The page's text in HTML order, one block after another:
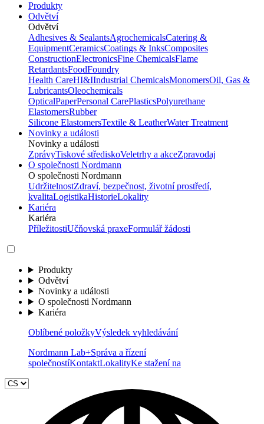
Produkty
Odvětví
Odvětví
Adhesives & SealantsAgrochemicalsCatering &
EquipmentCeramicsCoatings & InksComposites
ConstructionElectronicsFine ChemicalsFlame
RetardantsFoodFoundry
Health CareHI&IIndustrial ChemicalsMonomersOil, Gas &
LubricantsOleochemicals
OpticalPaperPersonal CarePlasticsPolyurethane
ElastomersRubber
Silicone ElastomersTextile & LeatherWater Treatment
Novinky a události
Novinky a události
ZprávyTiskové střediskoVeletrhy a akceZpravodaj
O společnosti Nordmann
O společnosti Nordmann
UdržitelnostZdraví, bezpečnost, životní prostředí,
kvalitaLogistikaHistorieLokality
Kariéra
Kariéra
PříležitostiUčňovská praxeFormulář žádosti
Produkty
Odvětví
Novinky a události
O společnosti Nordmann
Kariéra
Oblíbené položkyVýsledek vyhledávání
Nordmann Lab+Správa a řízení
společnostíKontaktLokalityKe stažení na